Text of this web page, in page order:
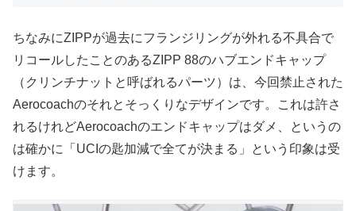
ちなみにZIPPが過去にフランジリングが外れる不具合で
リコールしたことのあるZIPP 88のハブエンドキャップ
（クリンチナットと呼ばれるパーツ）は、今回禁止された
Aerocoachのそれとそっくりなデザインです。これは許さ
れるけれどAerocoachのエンドキャップはダメ、というの
は確かに「UCIの匙加減で全てが決まる」という印象は受
けます。